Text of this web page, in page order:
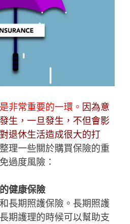
非常重要的一環。 因為意
生，一旦發生，不但會影
退休生活造成很大的打
理一些關於購買保險的重
過度風險：
健康保險
長期照護保險。長期照護
期護理的時候可以幫助支